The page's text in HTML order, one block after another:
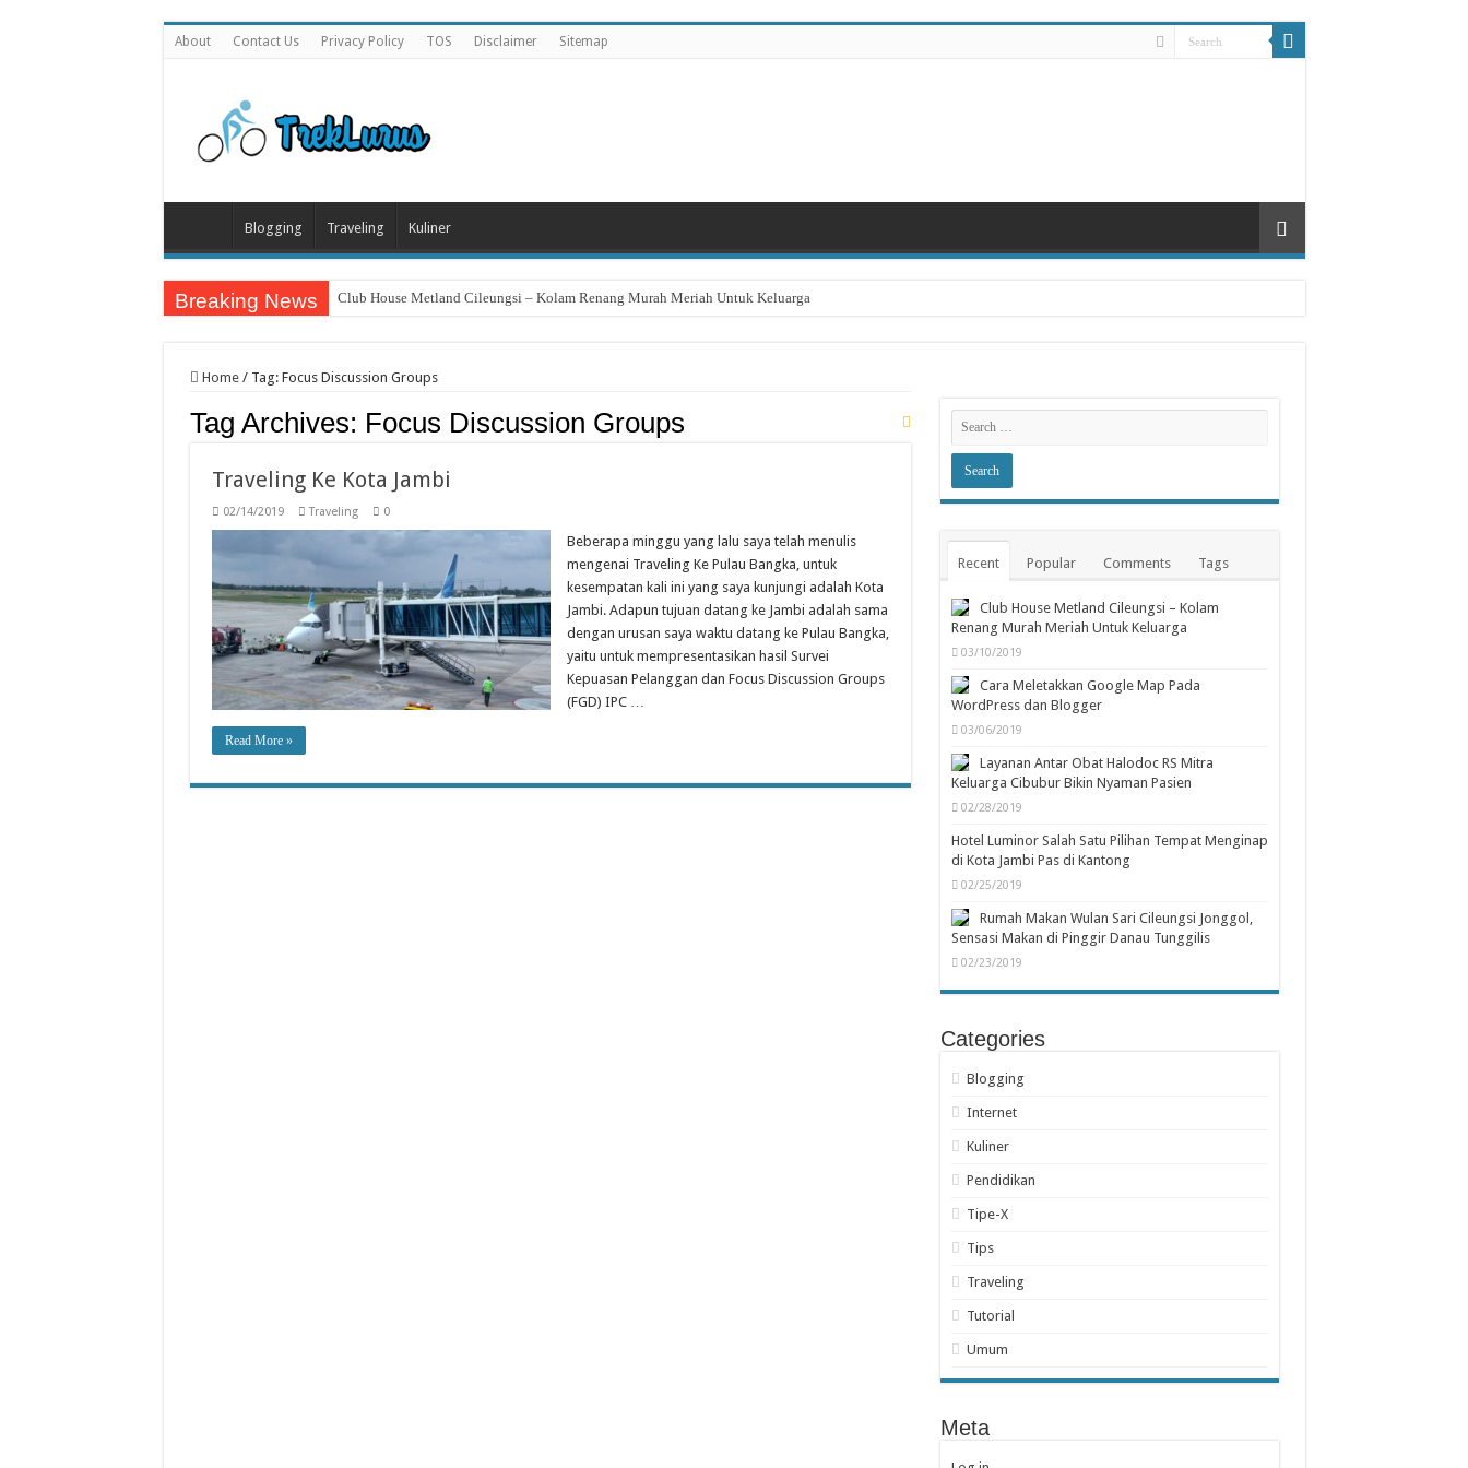
About Contact Us Privacy Policy TOS Disclaimer Sitemap
Blogging Traveling Kuliner
Breaking News Club House Metland Cileungsi – Kolam Renang Murah Meriah Untuk Keluarga
Home / Tag: Focus Discussion Groups
Tag Archives: Focus Discussion Groups
Traveling Ke Kota Jambi
02/14/2019 Traveling 0
Beberapa minggu yang lalu saya telah menulis
mengenai Traveling Ke Pulau Bangka, untuk
kesempatan kali ini yang saya kunjungi adalah Kota
Jambi. Adapun tujuan datang ke Jambi adalah sama
dengan urusan saya waktu datang ke Pulau Bangka,
yaitu untuk mempresentasikan hasil Survei
Kepuasan Pelanggan dan Focus Discussion Groups
(FGD) IPC …
Read More »
Recent Popular Comments Tags
Club House Metland Cileungsi – Kolam
Renang Murah Meriah Untuk Keluarga
03/10/2019
Cara Meletakkan Google Map Pada
WordPress dan Blogger
03/06/2019
Layanan Antar Obat Halodoc RS Mitra
Keluarga Cibubur Bikin Nyaman Pasien
02/28/2019
Hotel Luminor Salah Satu Pilihan Tempat Menginap
di Kota Jambi Pas di Kantong
02/25/2019
Rumah Makan Wulan Sari Cileungsi Jonggol,
Sensasi Makan di Pinggir Danau Tunggilis
02/23/2019
Categories
Blogging
Internet
Kuliner
Pendidikan
Tipe-X
Tips
Traveling
Tutorial
Umum
Meta